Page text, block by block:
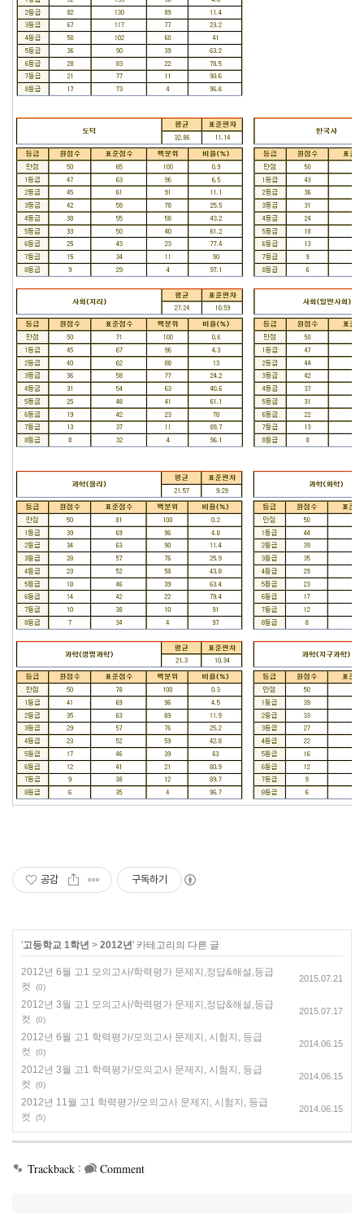
공감 구독하기
'고등학교 1학년 > 2012년' 카테고리의 다른 글
2012년 6월 고1 모의고사/학력평가 문제지,정답&해설,등급
컷
(0)
2015.07.21
2012년 3월 고1 모의고사/학력평가 문제지,정답&해설,등급
컷
(0)
2015.07.17
2012년 6월 고1 학력평가/모의고사 문제지, 시험지, 등급
컷
(0)
2014.06.15
2012년 3월 고1 학력평가/모의고사 문제지, 시험지, 등급
컷
(0)
2014.06.15
2012년 11월 고1 학력평가/모의고사 문제지, 시험지, 등급
컷
(5)
2014.06.15
Trackback : Comment